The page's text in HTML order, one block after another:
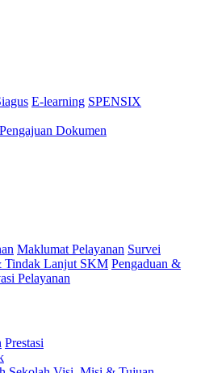
E-learning SPENSIX
Pengajuan Dokumen
Maklumat Pelayanan Survei
Tindak Lanjut SKM Pengaduan &
Pelayanan
Prestasi